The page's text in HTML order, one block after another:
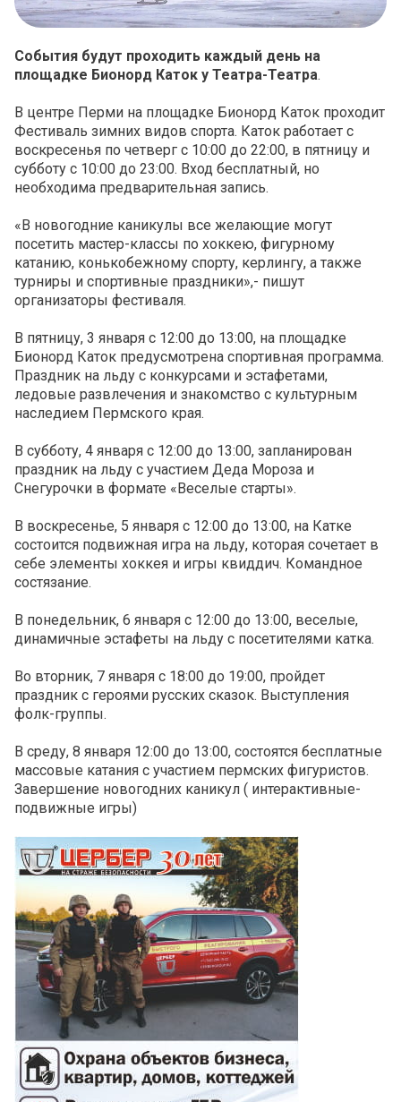
События будут проходить каждый день на
площадке Бионорд Каток у Театра-Театра.
В центре Перми на площадке Бионорд Каток проходит
Фестиваль зимних видов спорта. Каток работает с
воскресенья по четверг с 10:00 до 22:00, в пятницу и
субботу с 10:00 до 23:00. Вход бесплатный, но
необходима предварительная запись.
«В новогодние каникулы все желающие могут
посетить мастер-классы по хоккею, фигурному
катанию, конькобежному спорту, керлингу, а также
турниры и спортивные праздники»,- пишут
организаторы фестиваля.
В пятницу, 3 января с 12:00 до 13:00, на площадке
Бионорд Каток предусмотрена спортивная программа.
Праздник на льду с конкурсами и эстафетами,
ледовые развлечения и знакомство с культурным
наследием Пермского края.
В субботу, 4 января с 12:00 до 13:00, запланирован
праздник на льду с участием Деда Мороза и
Снегурочки в формате «Веселые старты».
В воскресенье, 5 января с 12:00 до 13:00, на Катке
состоится подвижная игра на льду, которая сочетает в
себе элементы хоккея и игры квиддич. Командное
состязание.
В понедельник, 6 января с 12:00 до 13:00, веселые,
динамичные эстафеты на льду с посетителями катка.
Во вторник, 7 января с 18:00 до 19:00, пройдет
праздник с героями русских сказок. Выступления
фолк-группы.
В среду, 8 января 12:00 до 13:00, состоятся бесплатные
массовые катания с участием пермских фигуристов.
Завершение новогодних каникул ( интерактивные-
подвижные игры)